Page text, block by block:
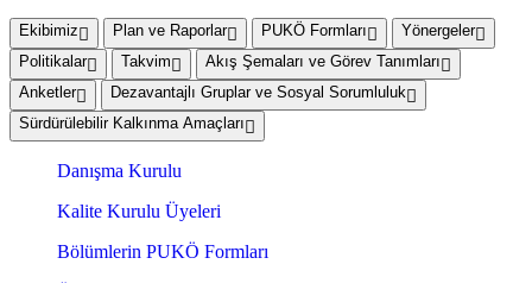
Ekibimiz Plan ve Raporlar PUKÖ Formları
Yönergeler
Politikalar
Takvim
Akış Şemaları ve Görev Tanımları
Anketler
Dezavantajlı Gruplar ve Sosyal Sorumluluk
Sürdürülebilir Kalkınma Amaçları
Danışma Kurulu
Kalite Kurulu Üyeleri
Bölümlerin PUKÖ Formları